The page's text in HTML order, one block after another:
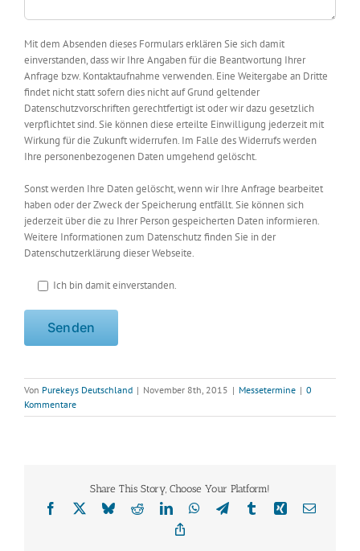
Mit dem Absenden dieses Formulars erklären Sie sich damit
einverstanden, dass wir Ihre Angaben für die Beantwortung Ihrer
Anfrage bzw. Kontaktaufnahme verwenden. Eine Weitergabe an Dritte
findet nicht statt sofern dies nicht auf Grund geltender
Datenschutzvorschriften gerechtfertigt ist oder wir dazu gesetzlich
verpflichtet sind. Sie können diese erteilte Einwilligung jederzeit mit
Wirkung für die Zukunft widerrufen. Im Falle des Widerrufs werden
Ihre personenbezogenen Daten umgehend gelöscht.
Sonst werden Ihre Daten gelöscht, wenn wir Ihre Anfrage bearbeitet
haben oder der Zweck der Speicherung entfällt. Sie können sich
jederzeit über die zu Ihrer Person gespeicherten Daten informieren.
Weitere Informationen zum Datenschutz finden Sie in der
Datenschutzerklärung dieser Webseite.
Ich bin damit einverstanden.
Von Purekeys Deutschland | November 8th, 2015 | Messetermine | 0
Kommentare
Share This Story, Choose Your Platform!
Facebook BlueskyRedditLinkedInWhatsApp
TelegramTumblrXing E-